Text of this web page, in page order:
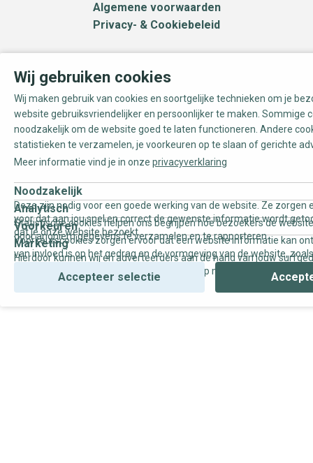
Algemene voorwaarden
Privacy- & Cookiebeleid
Wij gebruiken cookies
Wij maken gebruik van cookies en soortgelijke technieken om je
website gebruiksvriendelijker en persoonlijker te maken. Sommige
noodzakelijk om de website goed te laten functioneren. Andere
statistieken te verzamelen, je voorkeuren op te slaan of gerichte
Meer informatie vind je in onze privacyverklaring
Noodzakelijk
Deze zijn nodig voor een goede werking van de website. Ze zorgen
voor dat aan jou snel en correct de gewenste informatie wordt
dat je onze website bezoekt.
Analytisch
Statistische cookies helpen ons begrijpen hoe bezoekers de
door anoniem gegevens te verzamelen en te rapporteren.
Voorkeuren
Voorkeurscookies zorgen ervoor dat een website informatie kan
van invloed is op het gedrag en de vormgeving van de website,
Marketing
Hierdoor kunnen wij en adverteerders aan de hand van jouw
gepersonaliseerde online advertenties en op maat gemaakte
Accepteer selectie